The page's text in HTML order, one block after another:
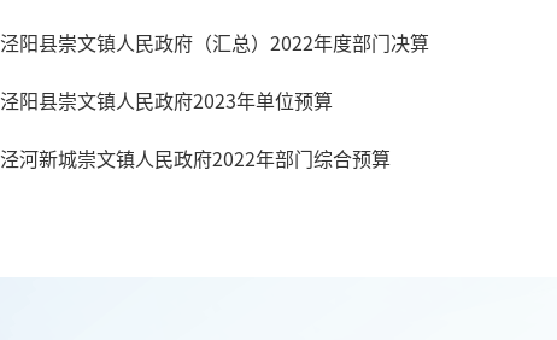
泾阳县崇文镇人民政府（汇总）2022年度部门决算
泾阳县崇文镇人民政府2023年单位预算
泾河新城崇文镇人民政府2022年部门综合预算